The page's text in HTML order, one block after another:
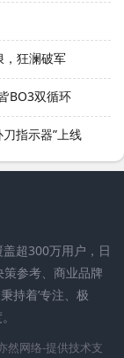
，狂澜破军
BO3双循环
指示器”上线
超300万用户，日
参考、商业品牌
持着’专注、极
然网络-提供技术支